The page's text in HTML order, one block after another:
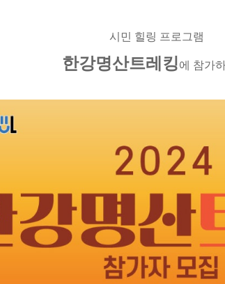
시민 힐링 프로그램
한강명산트레킹에 참가